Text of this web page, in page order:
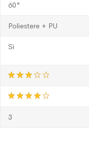
60°
Poliestere + PU
Sì
3